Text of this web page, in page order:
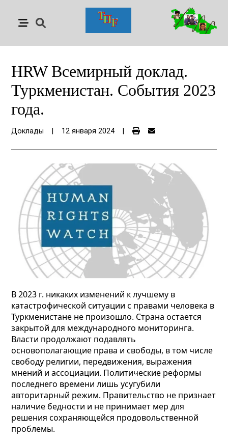
HRW Всемирный доклад.
Туркменистан. События 2023
года.
Доклады 12 января 2024
В 2023 г. никаких изменений к лучшему в
катастрофической ситуации с правами человека в
Туркменистане не произошло. Страна остается
закрытой для международного мониторинга.
Власти продолжают подавлять
основополагающие права и свободы, в том числе
свободу религии, передвижения, выражения
мнений и ассоциации. Политические реформы
последнего времени лишь усугубили
авторитарный режим. Правительство не признает
наличие бедности и не принимает мер для
решения сохраняющейся продовольственной
проблемы.